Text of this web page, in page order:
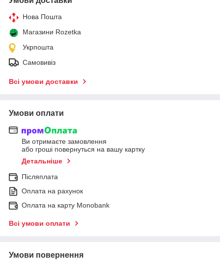
Нова Пошта
Магазини Rozetka
Укрпошта
Самовивіз
Всі умови доставки
Умови оплати
Ви отримаєте замовлення
або гроші повернуться на вашу картку
Детальніше
Післяплата
Оплата на рахунок
Оплата на карту Monobank
Всі умови оплати
Умови повернення